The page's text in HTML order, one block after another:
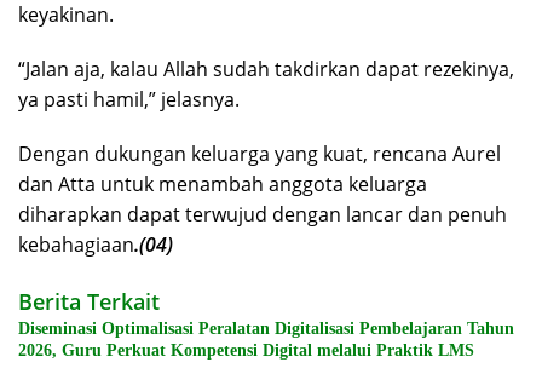
keyakinan.
“Jalan aja, kalau Allah sudah takdirkan dapat rezekinya,
ya pasti hamil,” jelasnya.
Dengan dukungan keluarga yang kuat, rencana Aurel
dan Atta untuk menambah anggota keluarga
diharapkan dapat terwujud dengan lancar dan penuh
kebahagiaan.(04)
Berita Terkait
Diseminasi Optimalisasi Peralatan Digitalisasi Pembelajaran Tahun
2026, Guru Perkuat Kompetensi Digital melalui Praktik LMS